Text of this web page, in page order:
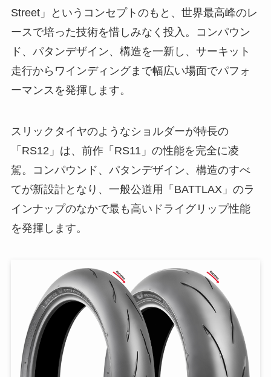
Street」というコンセプトのもと、世界最高峰のレ
ースで培った技術を惜しみなく投入。コンパウン
ド、パタンデザイン、構造を一新し、サーキット
走行からワインディングまで幅広い場面でパフォ
ーマンスを発揮します。
スリックタイヤのようなショルダーが特長の
「RS12」は、前作「RS11」の性能を完全に凌
駕。コンパウンド、パタンデザイン、構造のすべ
てが新設計となり、一般公道用「BATTLAX」のラ
インナップのなかで最も高いドライグリップ性能
を発揮します。